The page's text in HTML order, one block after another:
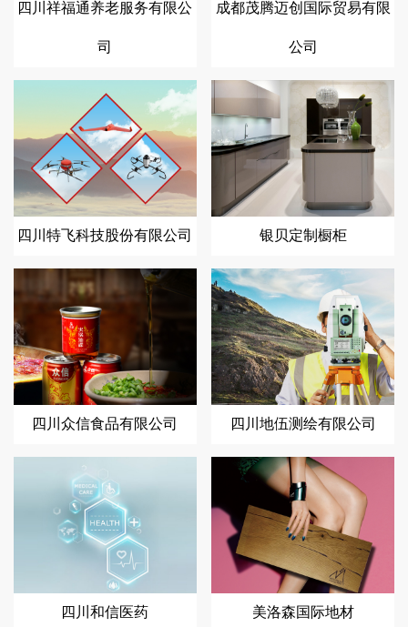
四川祥福通养老服务有限公
司
成都茂腾迈创国际贸易有限
公司
四川特飞科技股份有限公司 银贝定制橱柜
四川众信食品有限公司 四川地伍测绘有限公司
四川和信医药 美洛森国际地材